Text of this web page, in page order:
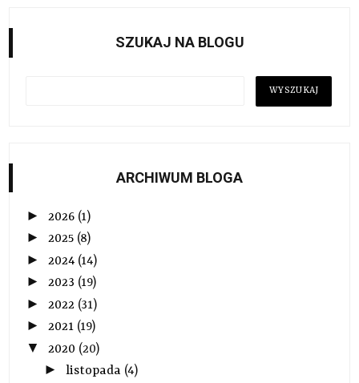
SZUKAJ NA BLOGU
ARCHIWUM BLOGA
► 2026 (1)
►2025 (8)
► 2024 (14)
►2023 (19)
► 2022 (31)
►2021 (19)
▼ 2020 (20)
► listopada (4)